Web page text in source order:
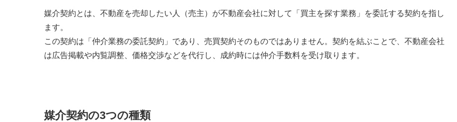
媒介契約とは、不動産を売却したい人（売主）が不動産会社に対して「買主を探す業務」を委託する契約を指し
ます。
この契約は「仲介業務の委託契約」であり、売買契約そのものではありません。契約を結ぶことで、不動産会社
は広告掲載や内覧調整、価格交渉などを代行し、成約時には仲介手数料を受け取ります。
媒介契約の3つの種類